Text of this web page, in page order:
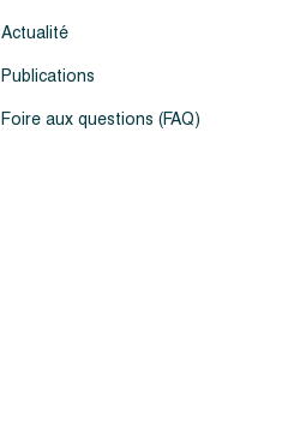
Actualité
Publications
Foire aux questions (FAQ)